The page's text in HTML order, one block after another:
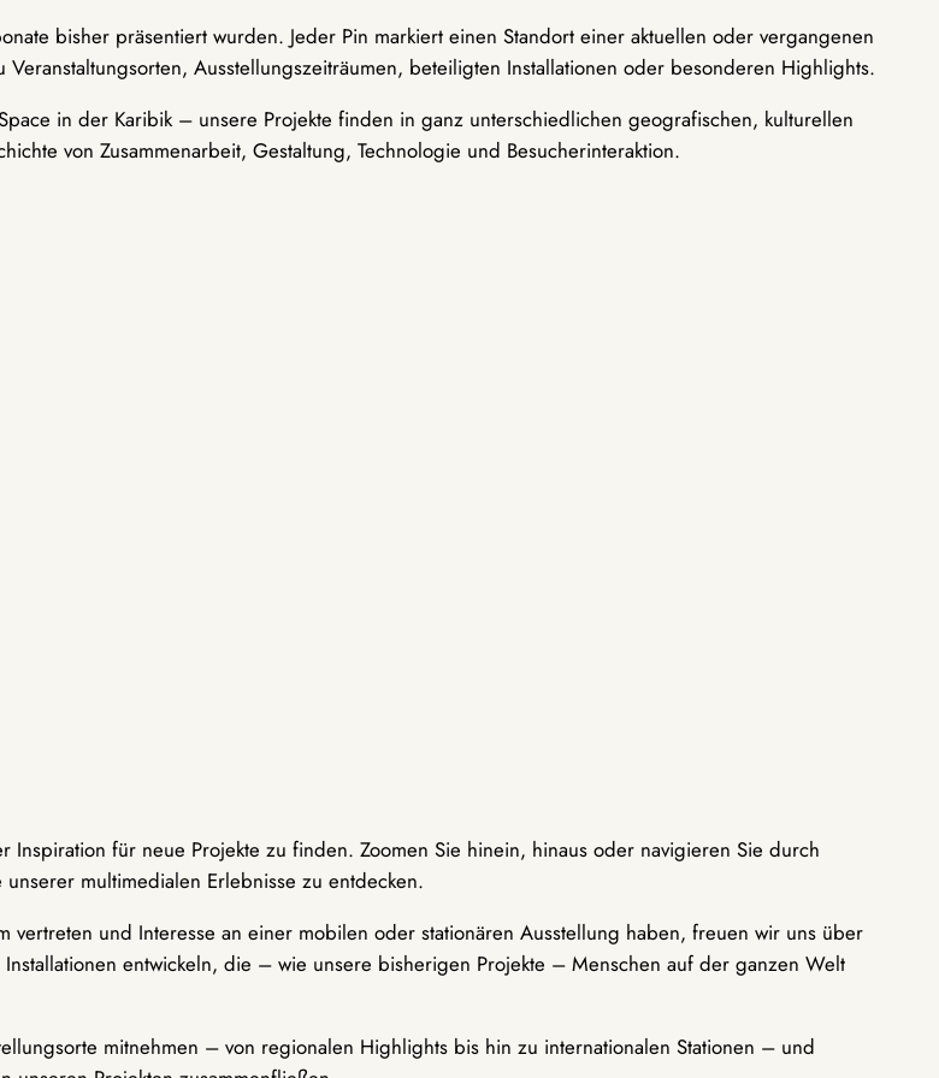
bisher präsentiert wurden. Jeder Pin markiert einen Standort einer aktuellen oder vergangenen
Ausstellungszeiträumen, beteiligten Installationen oder besonderen Highlights.
in der Karibik – unsere Projekte finden in ganz unterschiedlichen geografischen, kulturellen
von Zusammenarbeit, Gestaltung, Technologie und Besucherinteraktion.
für neue Projekte zu finden. Zoomen Sie hinein, hinaus oder navigieren Sie durch
multimedialen Erlebnisse zu entdecken.
und Interesse an einer mobilen oder stationären Ausstellung haben, freuen wir uns über
entwickeln, die – wie unsere bisherigen Projekte – Menschen auf der ganzen Welt
mitnehmen – von regionalen Highlights bis hin zu internationalen Stationen – und